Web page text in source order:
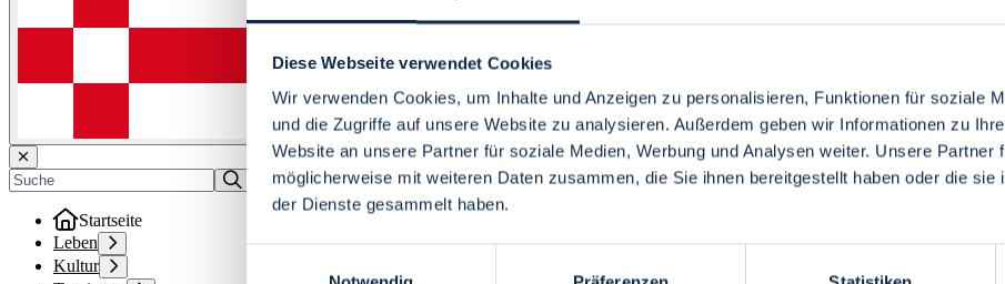
Diese Webseite verwendet Cookies
Wir verwenden Cookies, um Inhalte und Anzeigen zu personalisieren, Funktionen für soziale
und die Zugriffe auf unsere Website zu analysieren. Außerdem geben wir Informationen zu
Website an unsere Partner für soziale Medien, Werbung und Analysen weiter. Unsere Partner
möglicherweise mit weiteren Daten zusammen, die Sie ihnen bereitgestellt haben oder die sie
der Dienste gesammelt haben.
Menü
Startseite
Leben
Kultur